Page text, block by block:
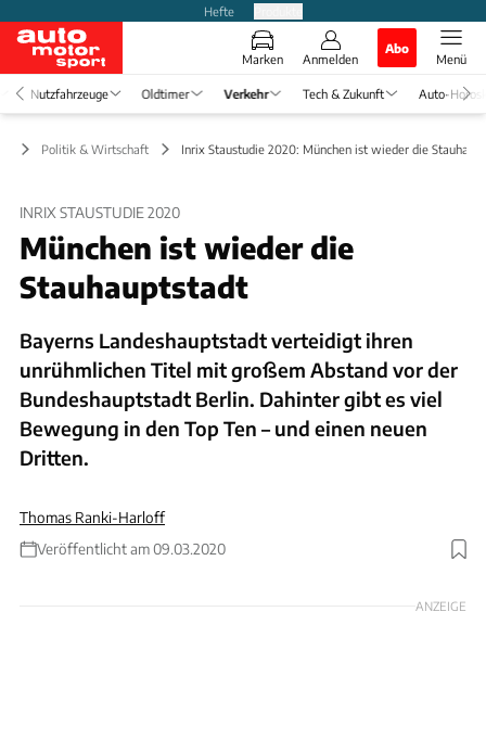
Hefte
Marken Anmelden
Abo
Menü
Nutzfahrzeuge Oldtimer Verkehr Tech & Zukunft Auto-
Politik & Wirtschaft Inrix Staustudie 2020: München ist wieder die
INRIX STAUSTUDIE 2020
München ist wieder die
Stauhauptstadt
Bayerns Landeshauptstadt verteidigt ihren
unrühmlichen Titel mit großem Abstand vor der
Bundeshauptstadt Berlin. Dahinter gibt es viel
Bewegung in den Top Ten – und einen neuen
Dritten.
Thomas Ranki-Harloff
Veröffentlicht am 09.03.2020
Foto: Dino Eisele
ANZEIGE